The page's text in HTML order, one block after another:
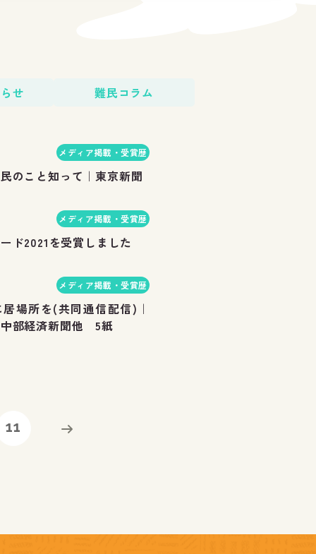
せ 難民コラム
メディア掲載・受賞歴
のこと知って｜東京新聞
メディア掲載・受賞歴
ド2021を受賞しました
メディア掲載・受賞歴
場所を(共同通信配信)｜
部経済新聞他 5紙
11